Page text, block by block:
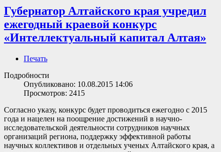
Губернатор Алтайского края учредил
ежегодный краевой конкурс
«Интеллектуальный капитал Алтая»
Печать
Подробности
Опубликовано: 10.08.2015 14:06
Просмотров: 2415
Согласно указу, конкурс будет проводиться ежегодно с 2015
года и нацелен на поощрение достижений в научно-
исследовательской деятельности сотрудников научных
организаций региона, поддержку эффективной работы
научных коллективов и отдельных ученых Алтайского края, а